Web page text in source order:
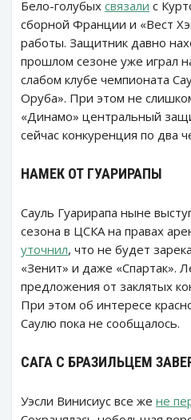
Бело-голубых связали с
сборной Франции и «Вест
работы. Защитник давно
прошлом сезоне уже играл
слабом клубе чемпионата
Оруба». При этом не
«Динамо» центральный
сейчас конкуренция по два
НАМЕК ОТ ГУАРИРАПЫ
Сауль Гуарирапа ныне
сезона в ЦСКА на правах
уточнил, что не будет
«Зенит» и даже «Спартак».
предложения от заклятых
При этом об интересе
Саулю пока не сообщалось.
САГА С БРАЗИЛЬЦЕМ
Уэсли Винисиус все же не